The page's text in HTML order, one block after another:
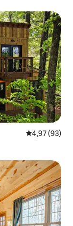
Gemiddelde
4,97 (93)